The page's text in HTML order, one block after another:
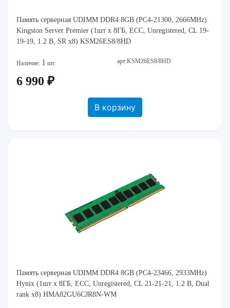
Память серверная UDIMM DDR4 8GB (PC4-21300, 2666MHz)
Kingston Server Premier (1шт x 8ГБ, ECC, Unregistered, CL 19-
19-19, 1.2 В, SR x8) KSM26ES8/8HD
Наличие: 1 шт. арт:KSM26ES8/8HD
6 990 ₽
В корзину
Память серверная UDIMM DDR4 8GB (PC4-23466, 2933MHz)
Hynix (1шт x 8ГБ, ECC, Unregistered, CL 21-21-21, 1.2 В, Dual
rank x8) HMA82GU6CJR8N-WM